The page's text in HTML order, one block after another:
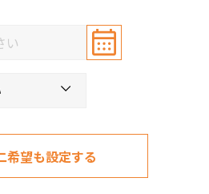
希望も設定する